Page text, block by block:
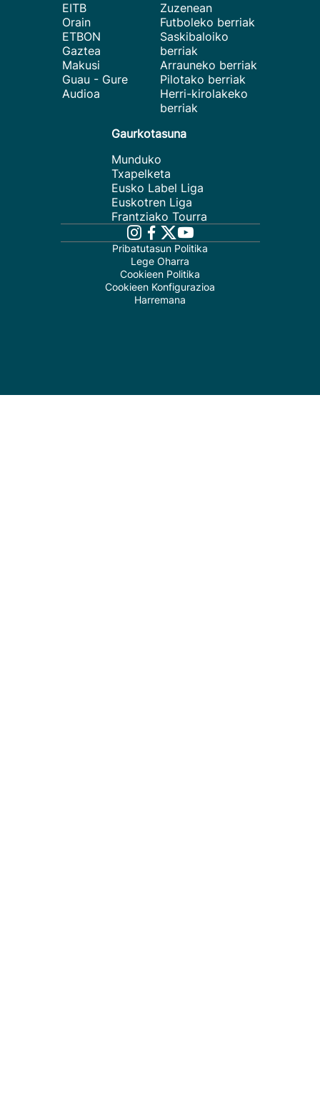
EITB
Orain
ETBON
Gaztea
Makusi
Guau - Gure
Audioa
Zuzenean
Futboleko berriak
Saskibaloiko
berriak
Arrauneko berriak
Pilotako berriak
Herri-kirolakeko
berriak
Gaurkotasuna
Munduko
Txapelketa
Eusko Label Liga
Euskotren Liga
Frantziako Tourra
Pribatutasun Politika
Lege Oharra
Cookieen Politika
Cookieen Konfigurazioa
Harremana